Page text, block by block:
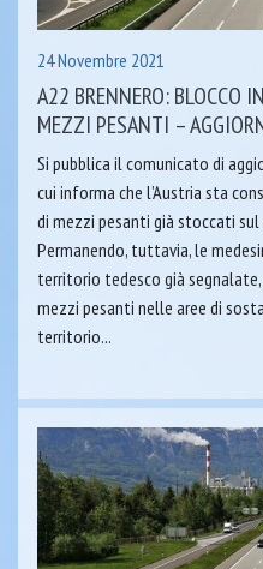
24 Novembre 2021
A22 BRENNERO: BLOCCO
MEZZI PESANTI –
Si pubblica il comunicato di
cui informa che l’Austria sta
di mezzi pesanti già stoccati
Permanendo, tuttavia, le
territorio tedesco già
mezzi pesanti nelle aree di
territorio...